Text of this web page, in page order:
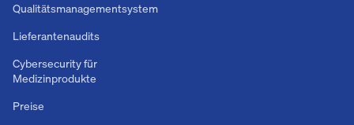
Qualitätsmanagementsystem
Lieferantenaudits
Cybersecurity für
Medizinprodukte
Preise